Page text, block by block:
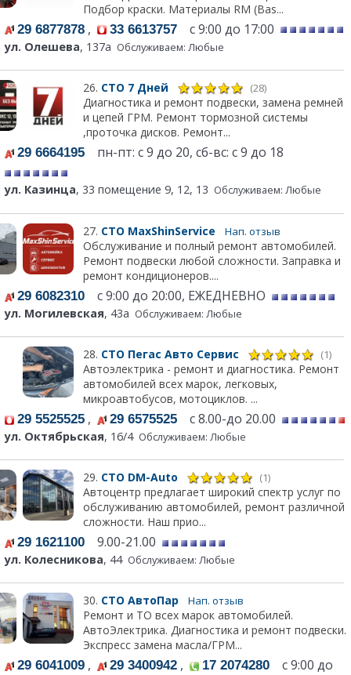
Подбор краски. Материалы RM (Bas...
29 6877878 , 33 6613757 с 9:00 до 17:00
ул. Олешева, 137а Обслуживаем: Любые
26. СТО 7 Дней (28)
Диагностика и ремонт подвески, замена ремней
и цепей ГРМ. Ремонт тормозной системы
,проточка дисков. Ремонт...
29 6664195 пн-пт: с 9 до 20, сб-вс: с 9 до 18
ул. Казинца, 33 помещение 9, 12, 13 Обслуживаем: Любые
27. СТО MaxShinService Нап. отзыв
Обслуживание и полный ремонт автомобилей.
Ремонт подвески любой сложности. Заправка и
ремонт кондиционеров....
29 6082310 с 9:00 до 20:00, ЕЖЕДНЕВНО
ул. Могилевская, 43а Обслуживаем: Любые
28. СТО Пегас Авто Сервис (1)
Автоэлектрика - ремонт и диагностика. Ремонт
автомобилей всех марок, легковых,
микроавтобусов, мотоциклов. ...
29 5525525 , 29 6575525 с 8.00-до 20.00
ул. Октябрьская, 16/4 Обслуживаем: Любые
29. СТО DM-Auto (1)
Автоцентр предлагает широкий спектр услуг по
обслуживанию автомобилей, ремонт различной
сложности. Наш прио...
29 1621100 9.00-21.00
ул. Колесникова, 44 Обслуживаем: Любые
30. СТО АвтоПар Нап. отзыв
Ремонт и ТО всех марок автомобилей.
АвтоЭлектрика. Диагностика и ремонт подвески.
Экспресс замена масла/ГРМ...
29 6041009 , 29 3400942 , 17 2074280 с 9:00 до